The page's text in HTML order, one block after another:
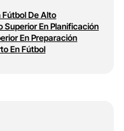
Fútbol De Alto
Superior En Planificación
En Preparación
En Fútbol